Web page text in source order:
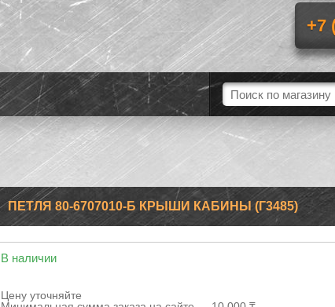
+7
ПЕТЛЯ 80-6707010-Б КРЫШИ КАБИНЫ (Г3485)
В наличии
Цену уточняйте